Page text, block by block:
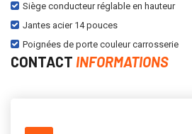
Siège conducteur réglable en hauteur
Jantes acier 14 pouces
Poignées de porte couleur carrosserie
CONTACT INFORMATIONS